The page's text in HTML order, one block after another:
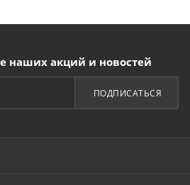
наших акций и новостей
ПОДПИСАТЬСЯ